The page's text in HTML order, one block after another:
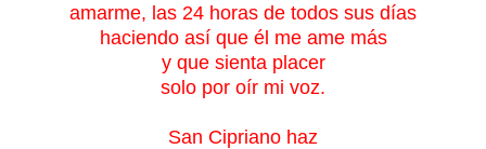
amarme, las 24 horas de todos sus días
haciendo así que él me ame más
y que sienta placer
solo por oír mi voz.
San Cipriano haz